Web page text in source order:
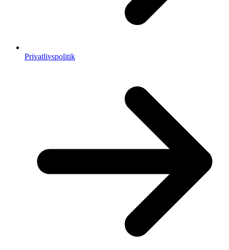
Privatlivspolitik